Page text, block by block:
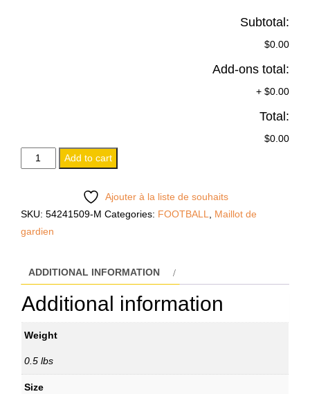
Subtotal:
$0.00
Add-ons total:
+ $0.00
Total:
$0.00
ANTILIA
quantity
Add to cart
Ajouter à la liste de souhaits
SKU: 54241509-M Categories: FOOTBALL
Maillot de
gardien
ADDITIONAL INFORMATION
Additional information
Weight
0.5 lbs
Size